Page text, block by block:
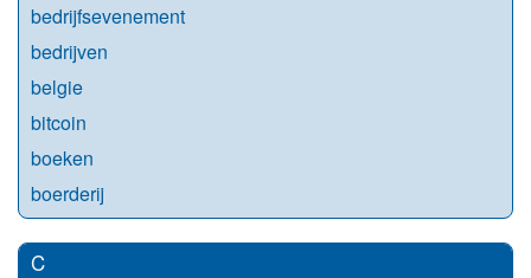
bedrijfsevenement
bedrijven
belgie
bitcoin
boeken
boerderij
C